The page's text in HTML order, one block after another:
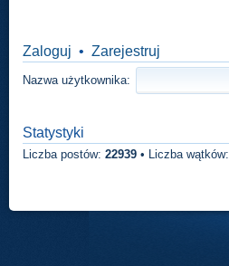
Zaloguj • Zarejestruj
Nazwa użytkownika:
Statystyki
Liczba postów: 22939 • Liczba wątków: